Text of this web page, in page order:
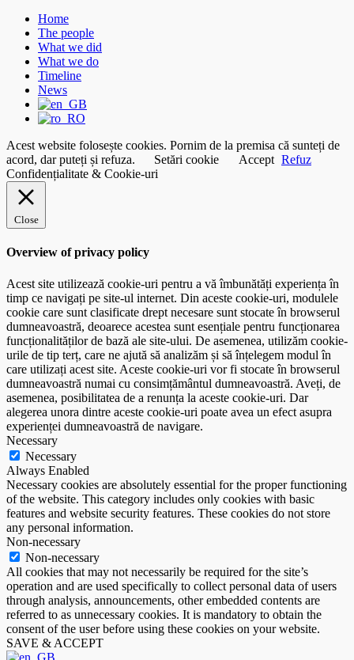
Home
The people
What we did
What we do
Timeline
News
Acest website folosește cookies. Pornim de la premisa că sunteți de
acord, dar puteți și refuza.
Setări cookie Accept Refuz
Confidențialitate & Cookie-uri
Close
Overview of privacy policy
Acest site utilizează cookie-uri pentru a vă îmbunătăți experiența în
timp ce navigați pe site-ul internet. Din aceste cookie-uri, modulele
cookie care sunt clasificate drept necesare sunt stocate în browserul
dumneavoastră, deoarece acestea sunt esențiale pentru funcționarea
funcționalităților de bază ale site-ului. De asemenea, utilizăm cookie-
urile de tip terț, care ne ajută să analizăm și să înțelegem modul în
care utilizați acest site. Aceste cookie-uri vor fi stocate în browserul
dumneavoastră numai cu consimțământul dumneavoastră. Aveți, de
asemenea, posibilitatea de a renunța la aceste cookie-uri. Dar
alegerea unora dintre aceste cookie-uri poate avea un efect asupra
experienței dumneavoastră de navigare.
Necessary
Necessary
Always Enabled
Necessary cookies are absolutely essential for the proper functioning
of the website. This category includes only cookies with basic
features and website security features. These cookies do not store
any personal information.
Non-necessary
Non-necessary
All cookies that may not necessarily be required for the site’s
operation and are used specifically to collect personal data of users
through analysis, announcements, other embedded contents are
referred to as unnecessary cookies. It is mandatory to obtain the
consent of the user before using these cookies on your website.
SAVE & ACCEPT